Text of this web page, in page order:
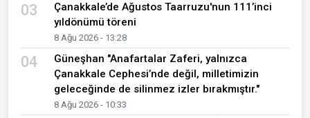
03
Çanakkale’de Ağustos Taarruzu'nun 111’inci
yıldönümü töreni
8 Ağu 2026 - 13:28
04
Güneşhan "Anafartalar Zaferi, yalnızca
Çanakkale Cephesi’nde değil, milletimizin
geleceğinde de silinmez izler bırakmıştır."
8 Ağu 2026 - 10:33